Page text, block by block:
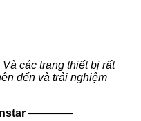
các trang thiết bị rất
đến và trải nghiệm
————